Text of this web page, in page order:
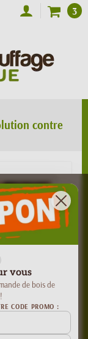
3
contre
vous
de bois de
CODE PROMO :